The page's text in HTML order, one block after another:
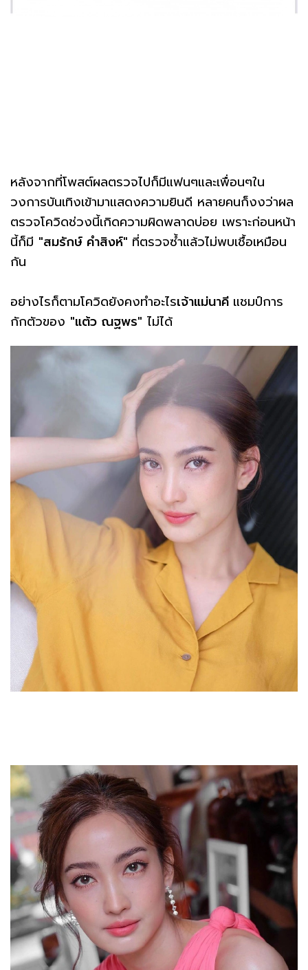
หลังจากที่โพสต์ผลตรวจไปก็มีแฟนๆและเพื่อนๆใน
วงการบันเทิงเข้ามาแสดงความยินดี หลายคนก็งงว่าผล
ตรวจโควิดช่วงนี้เกิดความผิดพลาดบ่อย เพราะก่อนหน้า
นี้ก็มี "สมรักษ์ คำสิงห์" ที่ตรวจซ้ำแล้วไม่พบเชื้อเหมือน
กัน
อย่างไรก็ตามโควิดยังคงทำอะไรเจ้าแม่นาคี แชมป์การ
กักตัวของ "แต้ว ณฐพร" ไม่ได้